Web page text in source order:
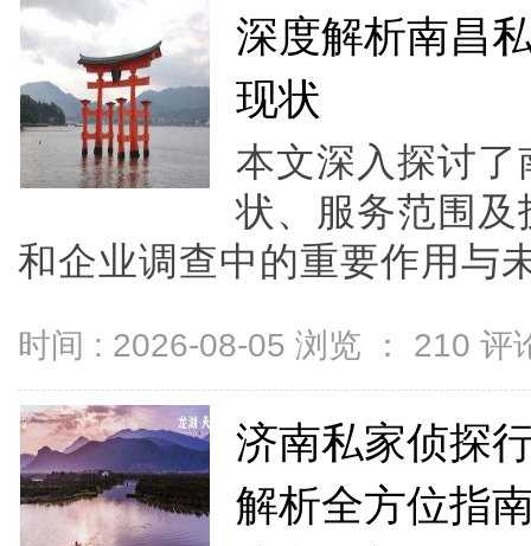
深度解析南昌
现状
本文深入探讨
状、服务范围
和企业调查中的重要作用与
时间 : 2026-08-05 浏览 ： 210 评
济南私家侦探
解析全方位指